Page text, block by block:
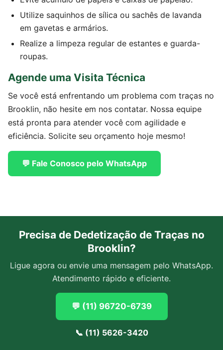
Utilize saquinhos de sílica ou sachês de lavanda
em gavetas e armários.
Realize a limpeza regular de estantes e guarda-
roupas.
Agende uma Visita Técnica
Se você está enfrentando um problema com traças no
Brooklin, não hesite em nos contatar. Nossa equipe
está pronta para atender você com agilidade e
eficiência. Solicite seu orçamento hoje mesmo!
💬 Fale Conosco pelo WhatsApp
Precisa de Dedetização de Traças no
Brooklin?
Ligue agora ou envie uma mensagem pelo WhatsApp.
Atendimento rápido e eficiente.
💬 (11) 96720-6739
📞 (11) 5626-3420